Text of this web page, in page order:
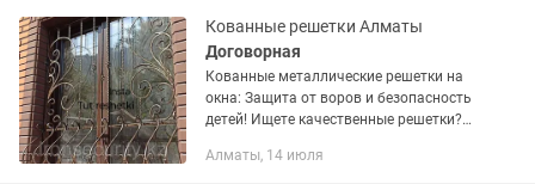
Индивидуальные...
Кованные решетки Алматы
Договорная
Кованные металлические решетки на
окна: Защита от воров и безопасность
детей! Ищете качественные решетки?
любого дизайна и сложности! Опыт
Алматы, 14 июля